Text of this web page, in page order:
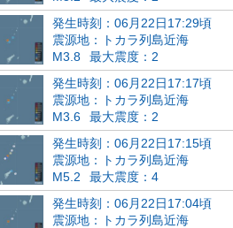
発生時刻：06月22日17:29頃
震源地：トカラ列島近海
M3.8
最大震度：2
発生時刻：06月22日17:17頃
震源地：トカラ列島近海
M3.6
最大震度：2
発生時刻：06月22日17:15頃
震源地：トカラ列島近海
M5.2
最大震度：4
発生時刻：06月22日17:04頃
震源地：トカラ列島近海